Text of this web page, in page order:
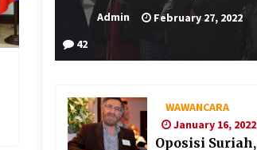
Terorisme
Admin
February 27, 2022
42
WAWANCARA
January 16, 2022
Oposisi Suriah,